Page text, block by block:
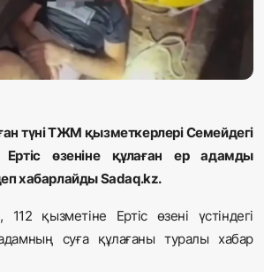
түні ТЖМ қызметкерлері Семейдегі
Ертіс өзеніне құлаған ер адамды
хабарлайды Sadaq.kz.
қызметіне Ертіс өзені үстіндегі
суға құлағаны туралы хабар